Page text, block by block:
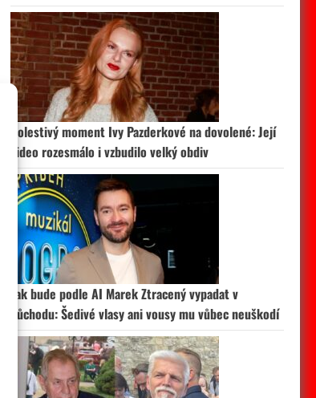
Bolestivý moment Ivy Pazderkové na dovolené: Její
video rozesmálo i vzbudilo velký obdiv
Jak bude podle AI Marek Ztracený vypadat v
důchodu: Šedivé vlasy ani vousy mu vůbec neuškodí